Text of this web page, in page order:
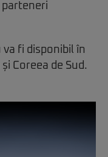
fi disponibil în
Coreea de Sud.